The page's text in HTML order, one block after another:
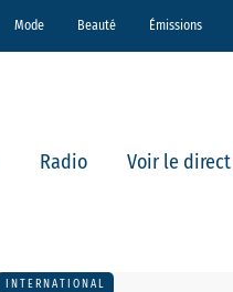
Mode Beauté Émissions
Radio Voir le direct
INTERNATIONAL